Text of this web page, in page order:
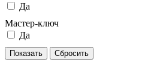
Да
Мастер-ключ
Да